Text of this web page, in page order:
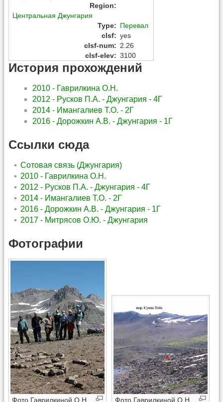
Region:
Центральная Джунгария
Type: Перевал
clsf: yes
clsf-num: 2.26
clsf-elev: 3100
История прохождений
2010 - Гаврилкина О.Н.
2012 - Русков П.А. - Джунгария - 4Г
2014 - Имангалиев Т.О. - 2Г
2016 - Дорожкин А.В. - Джунгария - 1Г
Ссылки сюда
Сотовая связь (Джунгария)
2010 - Гаврилкина О.Н.
2012 - Русков П.А. - Джунгария - 4Г
2014 - Имангалиев Т.О. - 2Г
2016 - Дорожкин А.В. - Джунгария - 1Г
2017 - Митрясов О.Ю. - Джунгария
Фотографии
Фото Гаврилкиной О.Н., Фото Гаврилкиной О.Н.,